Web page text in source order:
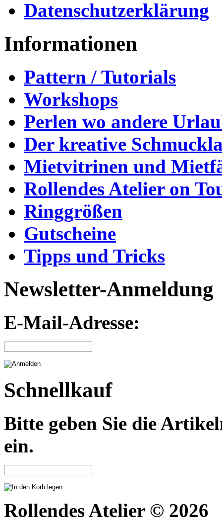
Datenschutzerklärung
Informationen
Pattern / Tutorials
Workshops
Perlen wo andere
Der kreative
Mietvitrinen und
Rollendes Atelier on
Ringgrößen
Gutscheine
Tipps und Tricks
Newsletter-Anmeldung
E-Mail-Adresse:
Schnellkauf
Bitte geben Sie die
ein.
Rollendes Atelier © 2026